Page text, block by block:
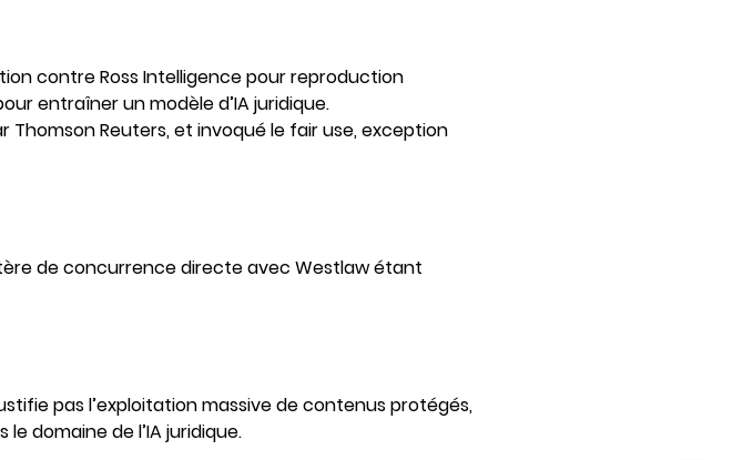
contre Ross Intelligence pour reproduction
entraîner un modèle d’IA juridique.
Reuters, et invoqué le fair use, exception
de concurrence directe avec Westlaw étant
pas l’exploitation massive de contenus protégés,
domaine de l’IA juridique.